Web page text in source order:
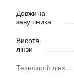
Довжина
завушника
Висота
лінзи
Технології лінз